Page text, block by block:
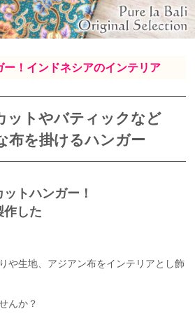
！インドネシアのインテリア
ットやバティックなど
布を掛けるハンガー
トハンガー！
作した
や生地、アジアン布をインテリアとし飾
んか？